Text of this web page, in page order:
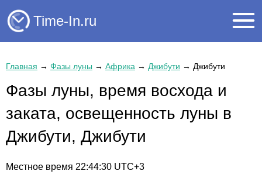
Time-In.ru
Главная → Фазы луны → Африка → Джибути → Джибути
Фазы луны, время восхода и
заката, освещенность луны в
Джибути, Джибути
Местное время 22:44:30 UTC+3